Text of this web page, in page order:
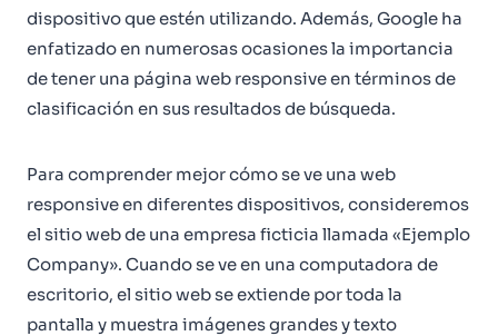
dispositivo que estén utilizando. Además, Google ha
enfatizado en numerosas ocasiones la importancia
de tener una página web responsive en términos de
clasificación en sus resultados de búsqueda.
Para comprender mejor cómo se ve una web
responsive en diferentes dispositivos, consideremos
el sitio web de una empresa ficticia llamada «Ejemplo
Company». Cuando se ve en una computadora de
escritorio, el sitio web se extiende por toda la
pantalla y muestra imágenes grandes y texto